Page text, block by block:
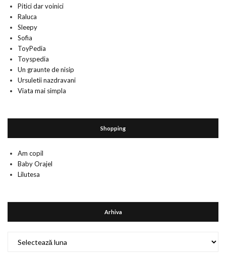
Pitici dar voinici
Raluca
Sleepy
Sofia
ToyPedia
Toyspedia
Un graunte de nisip
Ursuletii nazdravani
Viata mai simpla
Shopping
Am copil
Baby Orajel
Lilutesa
Arhiva